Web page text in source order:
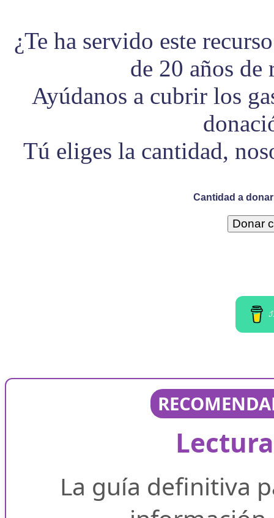
¿Te ha servido este
de 20 años
Ayúdanos a cubrir los
Tú eliges la cantidad,
Cantidad a
La guía definitiva